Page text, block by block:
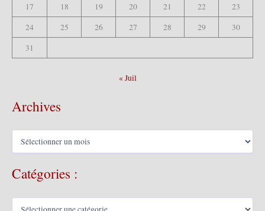
17
18 19 20 21 22
23
24
25 26 27 28 29
30
31
« Juil
Archives
h
Catégories :
C